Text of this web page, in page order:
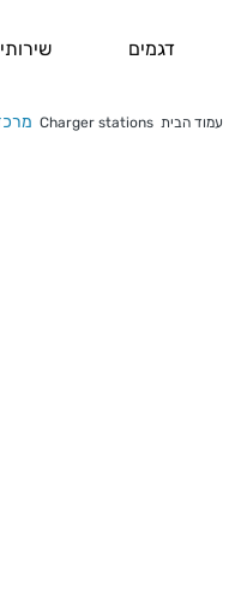
דגמים
עמוד הבית Charger stations